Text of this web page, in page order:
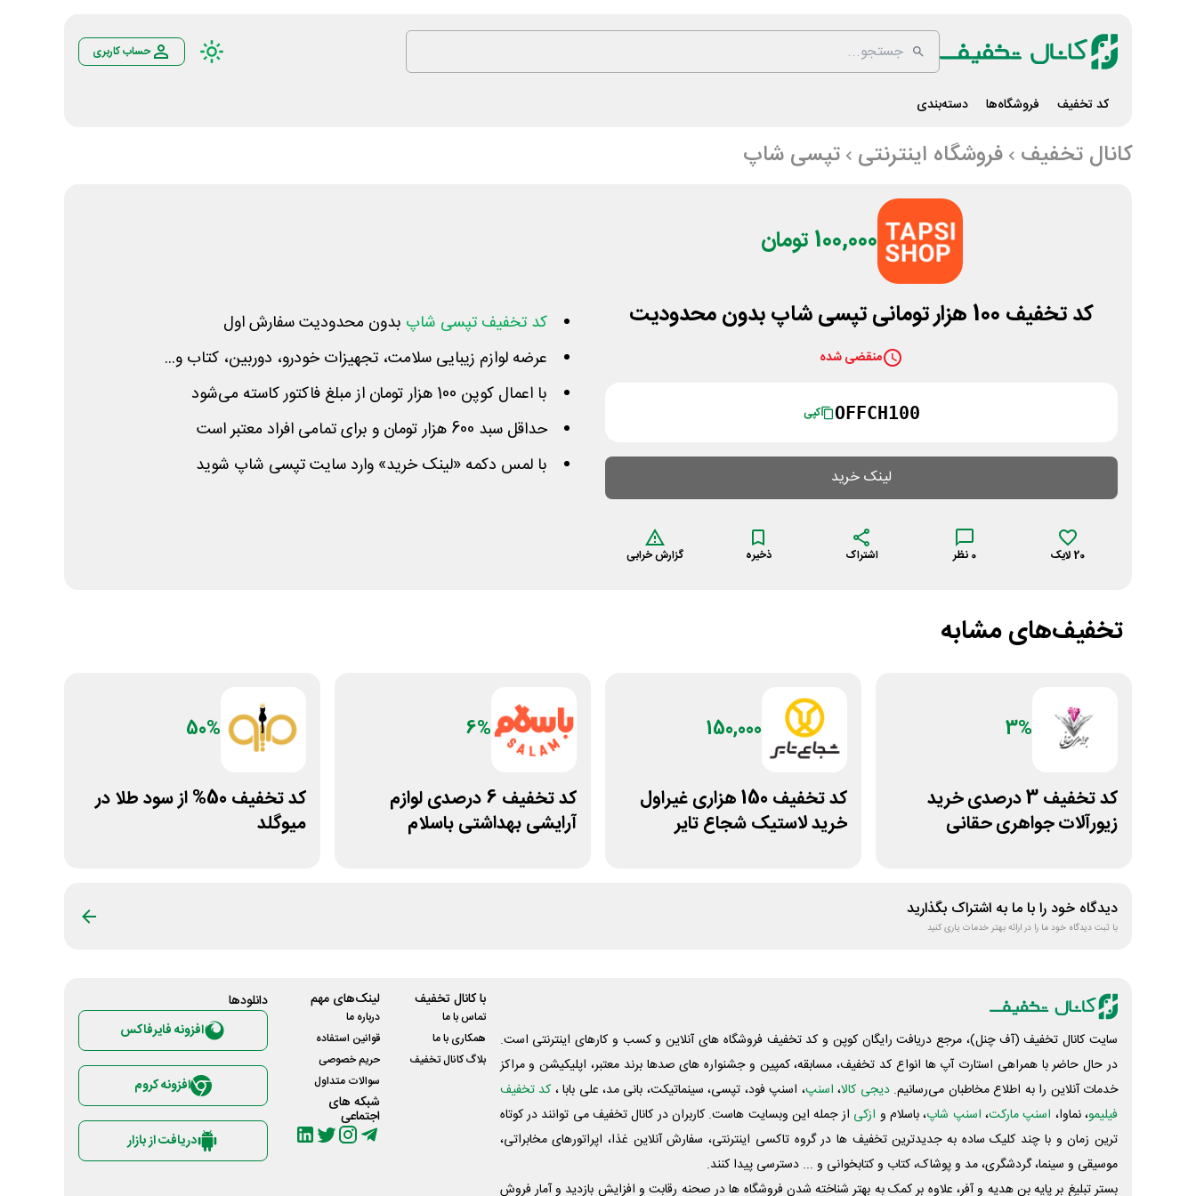
حساب کاربری
کد تخفیف فروشگاه‌ها دسته‌بندی
کانال تخفیف فروشگاه اینترنتی تپسی شاپ
100,000 تومان
کد تخفیف 100 هزار تومانی تپسی شاپ بدون محدودیت
منقضی شده
OFFCH100 کپی
لینک خرید
20 لایک 0 نظر اشتراک ذخیره گزارش خرابی
کد تخفیف تپسی شاپ بدون محدودیت سفارش اول
عرضه لوازم زیبایی سلامت، تجهیزات خودرو، دوربین، کتاب و...
با اعمال کوپن 100 هزار تومان از مبلغ فاکتور کاسته می‌شود
حداقل سبد 600 هزار تومان و برای تمامی افراد معتبر است
با لمس دکمه «لینک خرید» وارد سایت تپسی شاپ شوید
تخفیف‌های مشابه
3%
کد تخفیف 3 درصدی خرید
زیورآلات جواهری حقانی
150,000
کد تخفیف 150 هزاری غیراول
خرید لاستیک شجاع تایر
6%
کد تخفیف 6 درصدی لوازم
آرایشی بهداشتی باسلام
50%
کد تخفیف 50% از سود طلا در
میوگلد
دیدگاه خود را با ما به اشتراک بگذارید
با ثبت دیدگاه خود ما را در ارائه بهتر خدمات یاری کنید
سایت کانال تخفیف (آف چنل)، مرجع دریافت رایگان کوپن و کد تخفیف فروشگاه های آنلاین و کسب و‌ کارهای اینترنتی است.
در حال حاضر با همراهی استارت آپ ها انواع کد تخفیف، مسابقه، کمپین و جشنواره های صدها برند معتبر، اپلیکیشن و مراکز
خدمات آنلاین را به اطلاع مخاطبان می‌رسانیم. دیجی کالا، اسنپ، اسنپ فود، تپسی، سینماتیکت، بانی مد، علی‌ بابا ، کد تخفیف
فیلیمو، نماوا، اسنپ مارکت، اسنپ شاپ، باسلام و ازکی از جمله این وبسایت ‌هاست. کاربران در کانال تخفیف می توانند در کوتاه
ترین زمان و با چند کلیک ساده به جدیدترین تخفیف ها در گروه تاکسی اینترنتی، سفارش آنلاین غذا، اپراتورهای مخابراتی،
موسیقی و سینما، گردشگری، مد و پوشاک، کتاب و کتابخوانی و ... دسترسی پیدا کنند.
بستر تبلیغ بر پایه بن هدیه و آفر، علاوه بر کمک به بهتر شناخته شدن فروشگاه ها در صحنه رقابت و افزایش بازدید و آمار فروش
با کانال تخفیف
تماس با ما
همکاری با ما
بلاگ کانال تخفیف
لینک‌های مهم
درباره ما
قوانین استفاده
حریم خصوصی
سوالات متداول
شبکه های
اجتماعی
دانلود‌ها
افزونه فایرفاکس
افزونه کروم
دریافت از بازار